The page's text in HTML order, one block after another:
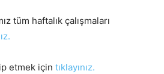
tüm haftalık çalışmaları
etmek için tıklayınız.